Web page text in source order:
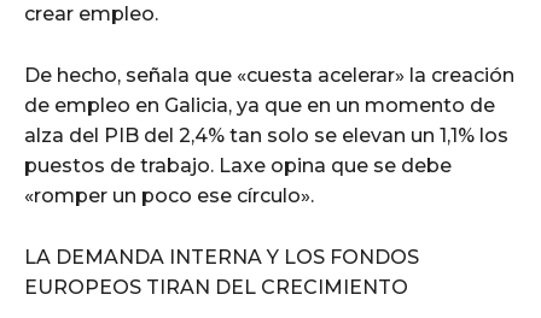
crear empleo.
De hecho, señala que «cuesta acelerar» la creación
de empleo en Galicia, ya que en un momento de
alza del PIB del 2,4% tan solo se elevan un 1,1% los
puestos de trabajo. Laxe opina que se debe
«romper un poco ese círculo».
LA DEMANDA INTERNA Y LOS FONDOS
EUROPEOS TIRAN DEL CRECIMIENTO